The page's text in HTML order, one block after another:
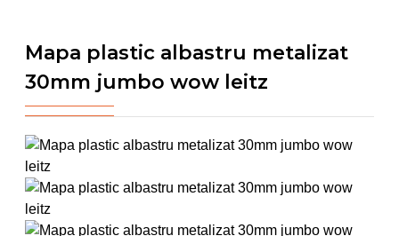
Mapa plastic albastru metalizat
30mm jumbo wow leitz